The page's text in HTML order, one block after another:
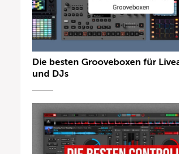
Die besten Grooveboxen für
und DJs